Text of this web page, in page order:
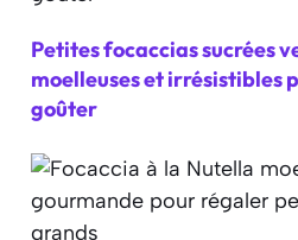
Petites focaccias sucrées
moelleuses et irrésistibles
goûter